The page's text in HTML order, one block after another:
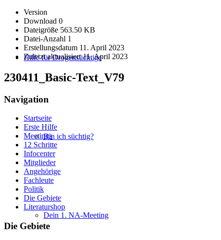
Hilfe für Drogensüchtige
Bin ich süchtig?
Dein 1. NA-Meeting
Version
Download 0
Dateigröße 563.50 KB
Datei-Anzahl 1
Erstellungsdatum 11. April 2023
Zuletzt aktualisiert11. April 2023
230411_Basic-Text_V79
Navigation
Startseite
Erste Hilfe
Meetings
12 Schritte
Infocenter
Mitglieder
Angehörige
Fachleute
Politik
Die Gebiete
Literaturshop
Die Gebiete